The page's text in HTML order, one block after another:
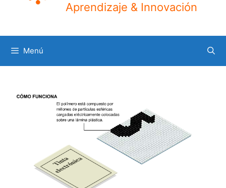
Aprendizaje & Innovación
Menú